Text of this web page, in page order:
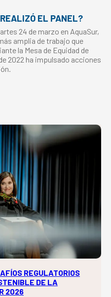
EL PANEL?
24 de marzo en AquaSur,
amplia de trabajo que
la Mesa de Equidad de
2022 ha impulsado acciones
REGULATORIOS
DE LA
2026